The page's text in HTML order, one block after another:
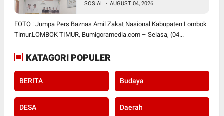
Lembaga Kesejahteraan Sosial
Anak
SOSIAL - AUGUST 04, 2026
FOTO : Jumpa Pers Baznas Amil Zakat Nasional Kabupaten Lombok
Timur.LOMBOK TIMUR, Bumigoramedia.com – Selasa, (04...
KATAGORI POPULER
BERITA Budaya
DESA Daerah